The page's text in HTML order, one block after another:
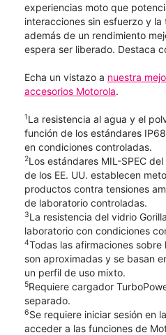
experiencias moto que
interacciones sin esfuerzo y
además de un rendimiento
espera ser liberado. Destaca
Echa un vistazo a nuestra
accesorios Motorola.
1La resistencia al agua y el
función de los estándares
en condiciones controladas.
2Los estándares MIL-SPEC
de los EE. UU. establecen
productos contra tensiones
de laboratorio controladas.
3La resistencia del vidrio
laboratorio con condiciones
4Todas las afirmaciones
son aproximadas y se basan
un perfil de uso mixto.
5Requiere cargador
separado.
6Se requiere iniciar sesión en
acceder a las funciones de